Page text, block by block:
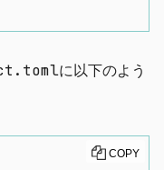
に以下のよう
COPY